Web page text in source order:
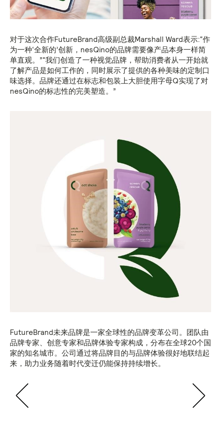
对于这次合作FutureBrand高级副总裁Marshall Ward表示:“作
为一种‘全新的’创新，nesQino的品牌需要像产品本身一样简
单直观。”“我们创造了一种视觉品牌，帮助消费者从一开始就
了解产品是如何工作的，同时展示了提供的各种美味的定制口
味选择。品牌还通过在标志和包装上大胆使用字母Q实现了对
nesQino的标志性的完美塑造。”
FutureBrand未来品牌是一家全球性的品牌变革公司。团队由
品牌专家、创意专家和品牌体验专家构成，分布在全球20个国
家的知名城市。公司通过将品牌目的与品牌体验很好地联结起
来，助力业务随着时代变迁仍能保持持续增长。